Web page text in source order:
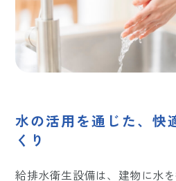
水の活用を通じた、快
くり
給排水衛生設備は、建物に水